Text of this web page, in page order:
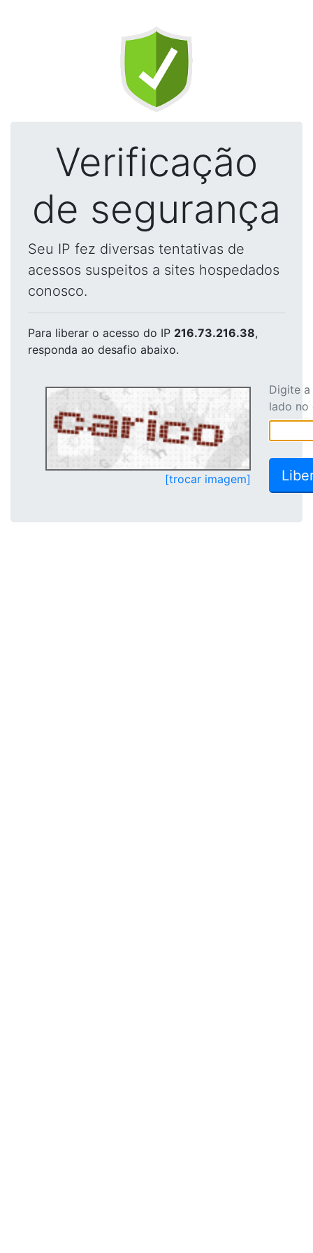
Verificação
de segurança
Seu IP fez diversas tentativas de
acessos suspeitos a sites hospedados
conosco.
Para liberar o acesso do IP 216.73.216.38,
responda ao desafio abaixo.
[trocar imagem]
Digite
lado no